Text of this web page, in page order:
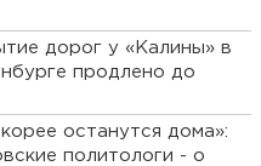
дорог у «Калины» в
продлено до
останутся дома»:
политологи - о